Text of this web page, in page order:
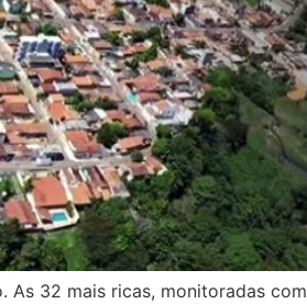
As 32 mais ricas, monitoradas com